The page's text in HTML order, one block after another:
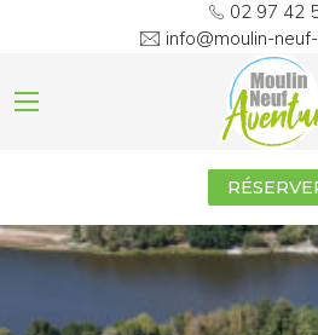
02 97 42
info@moulin-